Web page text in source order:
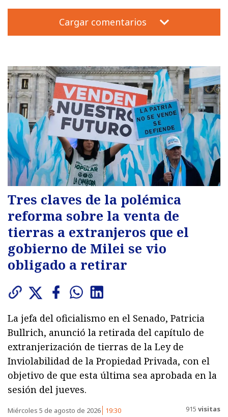
Cargar comentarios
Tres claves de la polémica
reforma sobre la venta de
tierras a extranjeros que el
gobierno de Milei se vio
obligado a retirar
La jefa del oficialismo en el Senado, Patricia
Bullrich, anunció la retirada del capítulo de
extranjerización de tierras de la Ley de
Inviolabilidad de la Propiedad Privada, con el
objetivo de que esta última sea aprobada en la
sesión del jueves.
Miércoles 5 de agosto de 2026 19:30 915 visitas